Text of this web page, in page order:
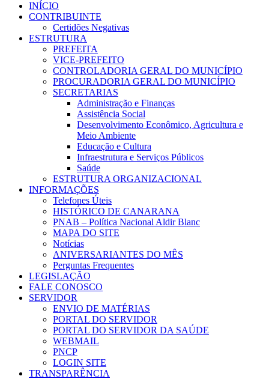
INÍCIO
CONTRIBUINTE
Certidões Negativas
ESTRUTURA
PREFEITA
VICE-PREFEITO
CONTROLADORIA GERAL DO MUNICÍPIO
PROCURADORIA GERAL DO MUNICÍPIO
SECRETARIAS
Administração e Finanças
Assistência Social
Desenvolvimento Econômico, Agricultura e
Meio Ambiente
Educação e Cultura
Infraestrutura e Serviços Públicos
Saúde
ESTRUTURA ORGANIZACIONAL
INFORMAÇÕES
Telefones Úteis
HISTÓRICO DE CANARANA
PNAB – Política Nacional Aldir Blanc
MAPA DO SITE
Notícias
ANIVERSARIANTES DO MÊS
Perguntas Frequentes
LEGISLAÇÃO
FALE CONOSCO
SERVIDOR
ENVIO DE MATÉRIAS
PORTAL DO SERVIDOR
PORTAL DO SERVIDOR DA SAÚDE
WEBMAIL
PNCP
LOGIN SITE
TRANSPARÊNCIA